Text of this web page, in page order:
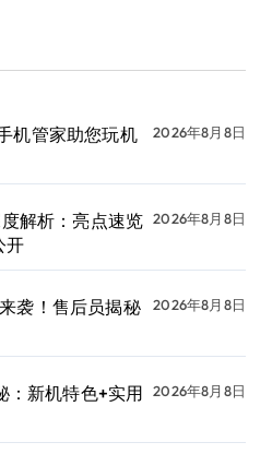
机管家助您玩机
2026年8月8日
解析：亮点速览
开
2026年8月8日
袭！售后员揭秘
2026年8月8日
：新机特色+实用
2026年8月8日